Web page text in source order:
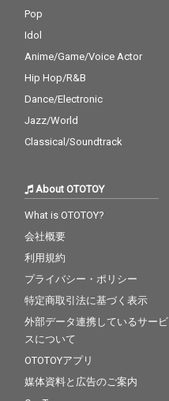
Pop
Idol
Anime/Game/Voice Actor
Hip Hop/R&B
Dance/Electronic
Jazz/World
Classical/Soundtrack
About OTOTOY
What is OTOTOY?
会社概要
利用規約
プライバシー・ポリシー
特定商取引法に基づく表示
外部データ連携しているサービ
スについて
OTOTOYアプリ
媒体資料と広告のご案内